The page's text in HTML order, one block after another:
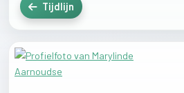
Tijdlijn